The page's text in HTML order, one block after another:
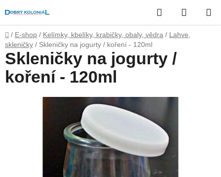
na
obsah
Hledat
KOŠÍK
Domů
/ E-shop / Kelímky, kbelíky, krabičky, obaly, vědra / Lahve,
skleničky / Skleničky na jogurty / koření - 120ml
Skleničky na jogurty /
koření - 120ml